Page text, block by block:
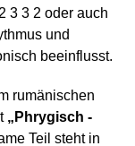
3 3 2 oder auch
und
beeinflusst.
rumänischen
„Phrygisch -
Teil steht in